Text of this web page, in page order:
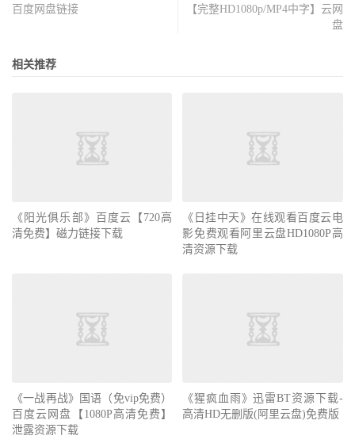
百度网盘链接
【完整HD1080p/MP4中字】云网
盘
相关推荐
《阳光俱乐部》百度云【720高
清免费】磁力链接下载
《日挂中天》在线观看百度云电
影免费观看阿里云盘HD1080P高
清资源下载
《一战再战》国语（免vip免费）
百度云网盘【1080P高清免费】
泄露资源下载
《猩疯血雨》迅雷BT资源下载-
高清HD无删版(阿里云盘)免费版